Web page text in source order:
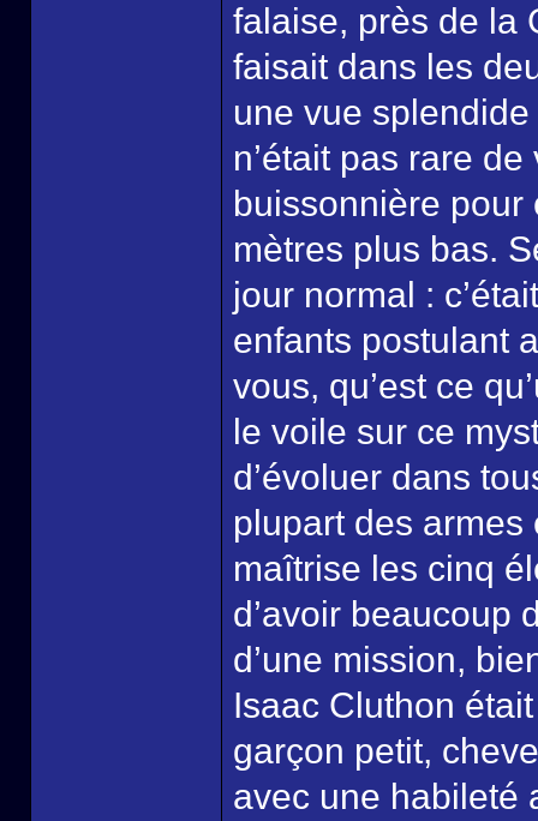
falaise, près de la
faisait dans les
une vue
n’était pas rare
buissonnière pour
mètres plus bas.
jour normal :
enfants postulant
vous, qu’est ce
le voile sur ce
d’évoluer dans
plupart des
maîtrise les cinq
d’avoir beaucoup
d’une mission,
Isaac Cluthon
garçon petit,
avec une habileté